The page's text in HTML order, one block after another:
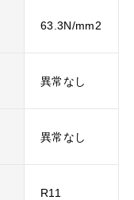
63.3N/mm2
異常なし
異常なし
R11